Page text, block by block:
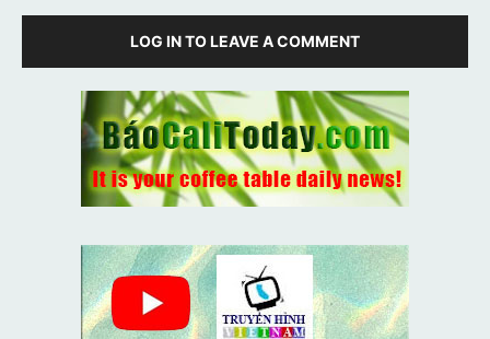
LOG IN TO LEAVE A COMMENT